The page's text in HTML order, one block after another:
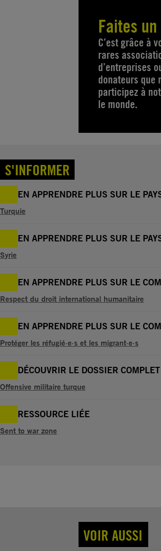
Faites un
C’est grâce à
rares
d’entreprises
donateurs que
participez à
le monde.
S'INFORMER
EN APPRENDRE PLUS SUR LE
Turquie
EN APPRENDRE PLUS SUR LE
Syrie
EN APPRENDRE PLUS SUR LE
Respect du droit international humanitaire
EN APPRENDRE PLUS SUR LE
Protéger les réfugié·e·s et les migrant·e·s
DÉCOUVRIR LE DOSSIER COMPLET
Offensive militaire turque
RESSOURCE LIÉE
Sent to war zone
VOIR AUSSI